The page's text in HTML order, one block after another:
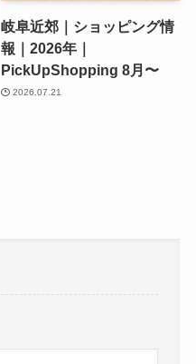
岐阜近郊｜ショッピング情
報｜2026年｜
PickUpShopping 8月〜
2026.07.21